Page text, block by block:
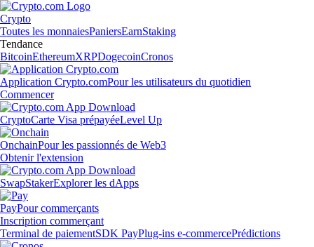
Crypto
Toutes les monnaiesPaniersEarnStaking
Tendance
BitcoinEthereumXRPDogecoinCronos
Application Crypto.comPour les utilisateurs du quotidien
Commencer
CryptoCarte Visa prépayéeLevel Up
OnchainPour les passionnés de Web3
Obtenir l'extension
SwapStakerExplorer les dApps
PayPour commerçants
Inscription commerçant
Terminal de paiementSDK PayPlug-ins e-commercePrédictions